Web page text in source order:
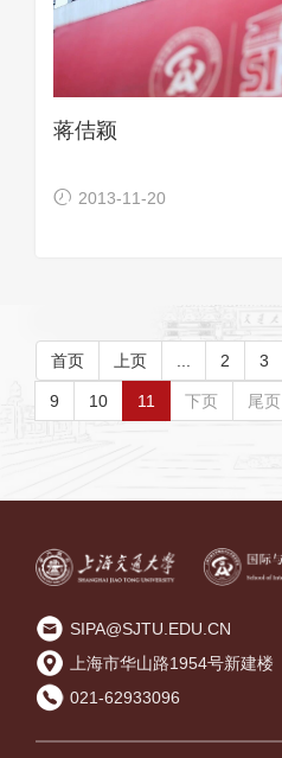
蒋佶颖
2013-11-20
首页 上页 ... 2 3
9 10 11 下页 尾页
SIPA@SJTU.EDU.CN
上海市华山路1954号新建楼
021-62933096